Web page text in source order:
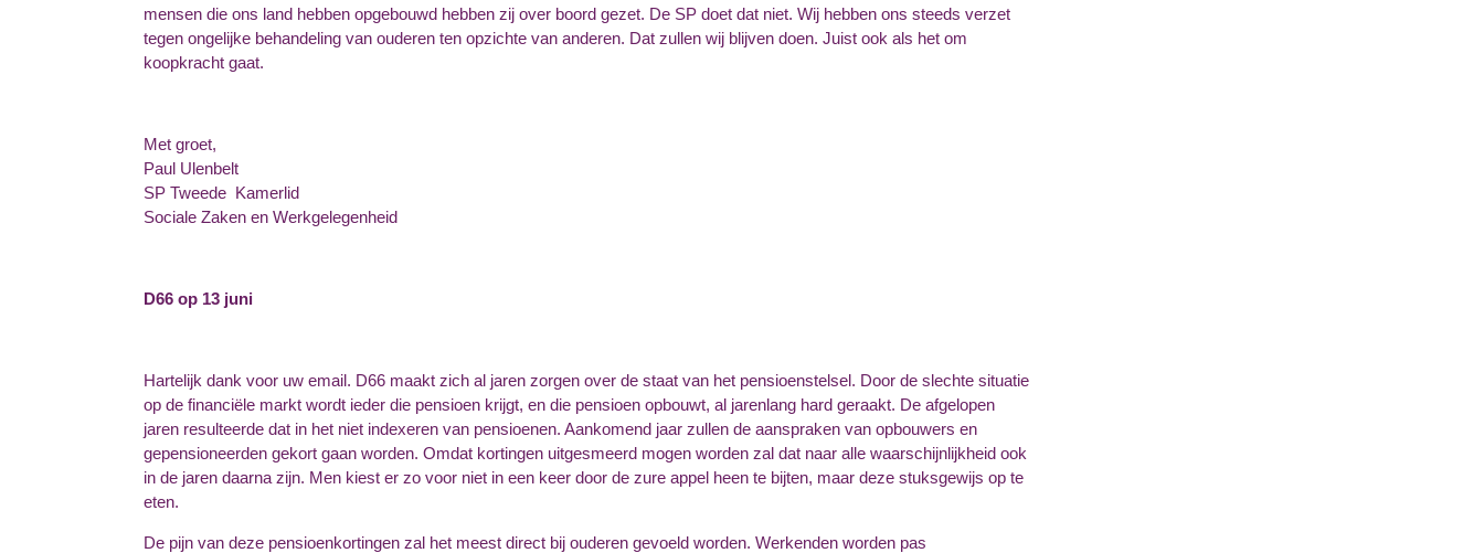
mensen die ons land hebben opgebouwd hebben zij over boord gezet. De SP doet dat niet. Wij hebben ons steeds verzet
tegen ongelijke behandeling van ouderen ten opzichte van anderen. Dat zullen wij blijven doen. Juist ook als het om
koopkracht gaat.
Met groet,
Paul Ulenbelt
SP Tweede Kamerlid
Sociale Zaken en Werkgelegenheid
D66 op 13 juni
Hartelijk dank voor uw email. D66 maakt zich al jaren zorgen over de staat van het pensioenstelsel. Door de slechte situatie
op de financiële markt wordt ieder die pensioen krijgt, en die pensioen opbouwt, al jarenlang hard geraakt. De afgelopen
jaren resulteerde dat in het niet indexeren van pensioenen. Aankomend jaar zullen de aanspraken van opbouwers en
gepensioneerden gekort gaan worden. Omdat kortingen uitgesmeerd mogen worden zal dat naar alle waarschijnlijkheid ook
in de jaren daarna zijn. Men kiest er zo voor niet in een keer door de zure appel heen te bijten, maar deze stuksgewijs op te
eten.
De pijn van deze pensioenkortingen zal het meest direct bij ouderen gevoeld worden. Werkenden worden pas